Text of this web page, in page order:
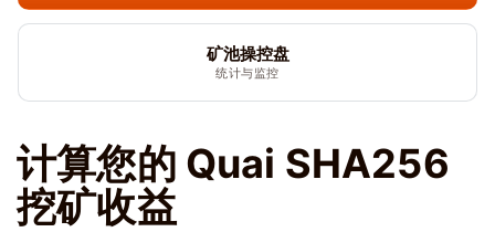
矿池操控盘
统计与监控
计算您的 Quai SHA256
挖矿收益